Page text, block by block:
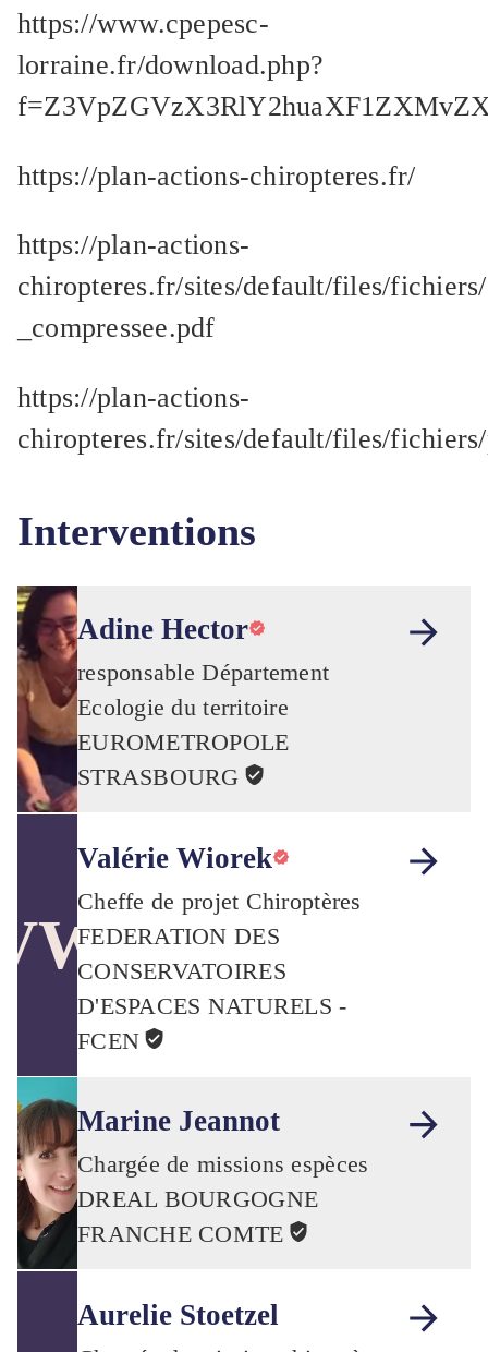
https://www.cpepesc-
lorraine.fr/download.php?
https://plan-actions-chiropteres.fr/
https://plan-actions-
chiropteres.fr/sites/default/files/
_compressee.pdf
https://plan-actions-
chiropteres.fr/sites/default/files/
Interventions
Adine Hector
responsable Département
Ecologie du territoire
EUROMETROPOLE
STRASBOURG
Valérie Wiorek
Cheffe de projet Chiroptères
FEDERATION DES
CONSERVATOIRES
D'ESPACES NATURELS -
FCEN
Marine Jeannot
Chargée de missions espèces
DREAL BOURGOGNE
FRANCHE COMTE
Aurelie Stoetzel